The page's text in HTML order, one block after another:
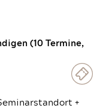
(10 Termine,
+